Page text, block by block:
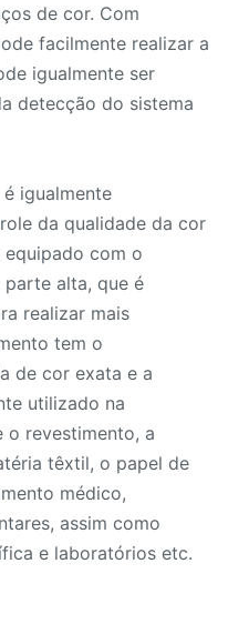
de cor. Com
facilmente realizar a
igualmente ser
detecção do sistema
igualmente
da qualidade da cor
com o
alta, que é
realizar mais
tem o
de cor exata e a
utilizado na
o revestimento, a
têxtil, o papel de
médico,
assim como
e laboratórios etc.